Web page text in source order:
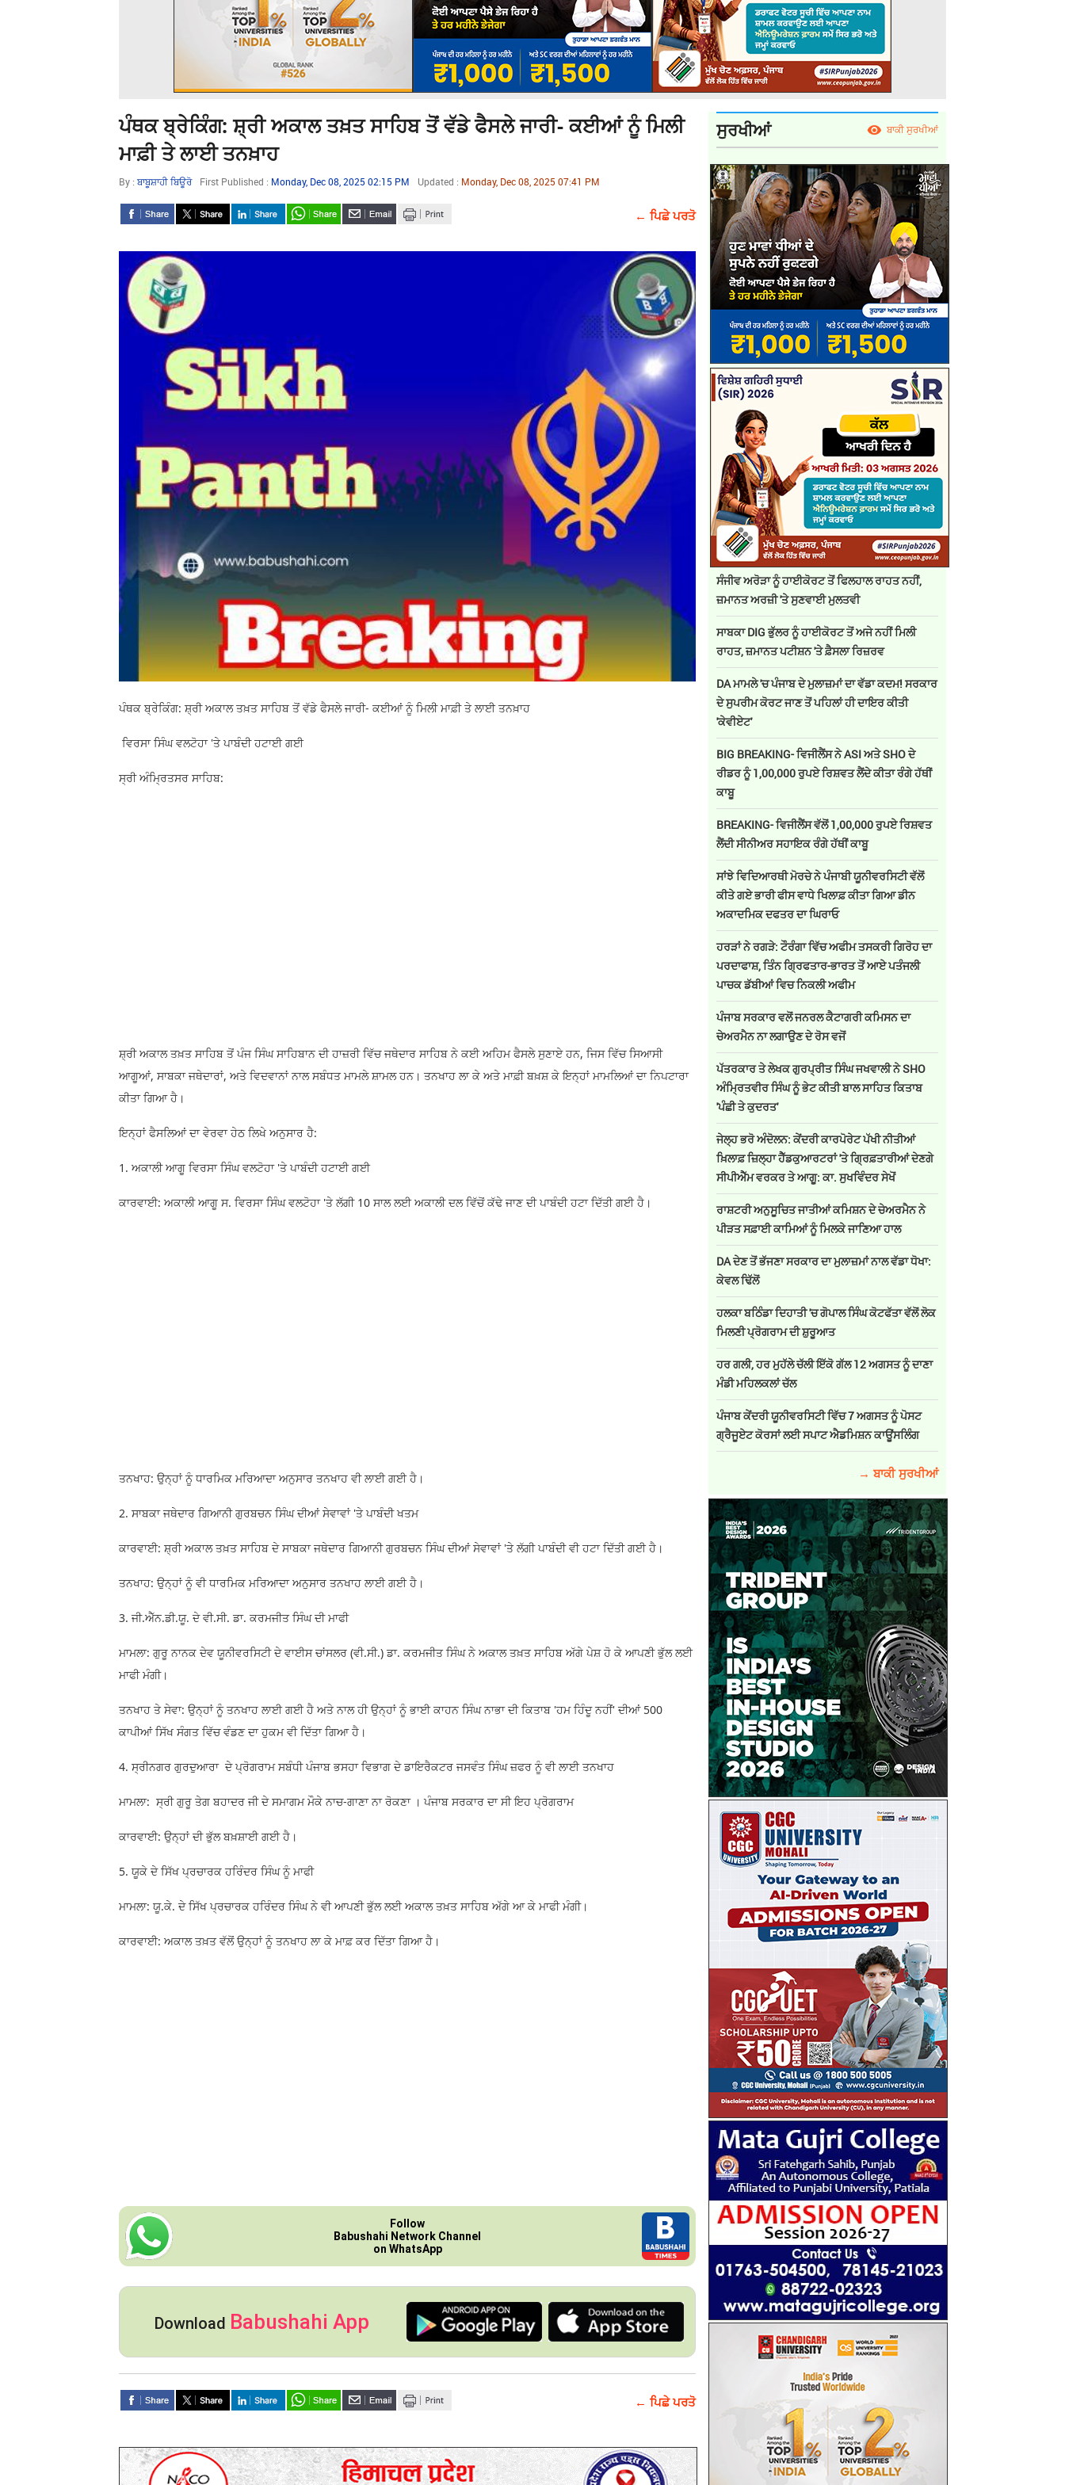
ਪੰਥਕ ਬ੍ਰੇਕਿੰਗ: ਸ਼੍ਰੀ ਅਕਾਲ ਤਖ਼ਤ ਸਾਹਿਬ ਤੋਂ ਵੱਡੇ ਫੈਸਲੇ ਜਾਰੀ- ਕਈਆਂ ਨੂੰ ਮਿਲੀ
ਮਾਫ਼ੀ ਤੇ ਲਾਈ ਤਨਖ਼ਾਹ
By : ਬਾਬੂਸ਼ਾਹੀ ਬਿਊਰੋ First Published : Monday, Dec 08, 2025 02:15 PM Updated : Monday, Dec 08, 2025 07:41 PM
← ਪਿਛੇ ਪਰਤੋ
ਪੰਥਕ ਬ੍ਰੇਕਿੰਗ: ਸ਼੍ਰੀ ਅਕਾਲ ਤਖ਼ਤ ਸਾਹਿਬ ਤੋਂ ਵੱਡੇ ਫੈਸਲੇ ਜਾਰੀ- ਕਈਆਂ ਨੂੰ ਮਿਲੀ ਮਾਫ਼ੀ ਤੇ ਲਾਈ ਤਨਖ਼ਾਹ
ਵਿਰਸਾ ਸਿੰਘ ਵਲਟੋਹਾ 'ਤੇ ਪਾਬੰਦੀ ਹਟਾਈ ਗਈ
ਸ੍ਰੀ ਅੰਮ੍ਰਿਤਸਰ ਸਾਹਿਬ:
ਸ਼੍ਰੀ ਅਕਾਲ ਤਖ਼ਤ ਸਾਹਿਬ ਤੋਂ ਪੰਜ ਸਿੰਘ ਸਾਹਿਬਾਨ ਦੀ ਹਾਜ਼ਰੀ ਵਿੱਚ ਜਥੇਦਾਰ ਸਾਹਿਬ ਨੇ ਕਈ ਅਹਿਮ ਫੈਸਲੇ ਸੁਣਾਏ ਹਨ, ਜਿਸ ਵਿੱਚ ਸਿਆਸੀ
ਆਗੂਆਂ, ਸਾਬਕਾ ਜਥੇਦਾਰਾਂ, ਅਤੇ ਵਿਦਵਾਨਾਂ ਨਾਲ ਸਬੰਧਤ ਮਾਮਲੇ ਸ਼ਾਮਲ ਹਨ। ਤਨਖਾਹ ਲਾ ਕੇ ਅਤੇ ਮਾਫ਼ੀ ਬਖ਼ਸ਼ ਕੇ ਇਨ੍ਹਾਂ ਮਾਮਲਿਆਂ ਦਾ ਨਿਪਟਾਰਾ
ਕੀਤਾ ਗਿਆ ਹੈ।
ਇਨ੍ਹਾਂ ਫੈਸਲਿਆਂ ਦਾ ਵੇਰਵਾ ਹੇਠ ਲਿਖੇ ਅਨੁਸਾਰ ਹੈ:
1. ਅਕਾਲੀ ਆਗੂ ਵਿਰਸਾ ਸਿੰਘ ਵਲਟੋਹਾ 'ਤੇ ਪਾਬੰਦੀ ਹਟਾਈ ਗਈ
ਕਾਰਵਾਈ: ਅਕਾਲੀ ਆਗੂ ਸ. ਵਿਰਸਾ ਸਿੰਘ ਵਲਟੋਹਾ 'ਤੇ ਲੱਗੀ 10 ਸਾਲ ਲਈ ਅਕਾਲੀ ਦਲ ਵਿੱਚੋਂ ਕੱਢੇ ਜਾਣ ਦੀ ਪਾਬੰਦੀ ਹਟਾ ਦਿੱਤੀ ਗਈ ਹੈ।
ਤਨਖਾਹ: ਉਨ੍ਹਾਂ ਨੂੰ ਧਾਰਮਿਕ ਮਰਿਆਦਾ ਅਨੁਸਾਰ ਤਨਖਾਹ ਵੀ ਲਾਈ ਗਈ ਹੈ।
2. ਸਾਬਕਾ ਜਥੇਦਾਰ ਗਿਆਨੀ ਗੁਰਬਚਨ ਸਿੰਘ ਦੀਆਂ ਸੇਵਾਵਾਂ 'ਤੇ ਪਾਬੰਦੀ ਖਤਮ
ਕਾਰਵਾਈ: ਸ਼੍ਰੀ ਅਕਾਲ ਤਖ਼ਤ ਸਾਹਿਬ ਦੇ ਸਾਬਕਾ ਜਥੇਦਾਰ ਗਿਆਨੀ ਗੁਰਬਚਨ ਸਿੰਘ ਦੀਆਂ ਸੇਵਾਵਾਂ 'ਤੇ ਲੱਗੀ ਪਾਬੰਦੀ ਵੀ ਹਟਾ ਦਿੱਤੀ ਗਈ ਹੈ।
ਤਨਖਾਹ: ਉਨ੍ਹਾਂ ਨੂੰ ਵੀ ਧਾਰਮਿਕ ਮਰਿਆਦਾ ਅਨੁਸਾਰ ਤਨਖਾਹ ਲਾਈ ਗਈ ਹੈ।
3. ਜੀ.ਐੱਨ.ਡੀ.ਯੂ. ਦੇ ਵੀ.ਸੀ. ਡਾ. ਕਰਮਜੀਤ ਸਿੰਘ ਦੀ ਮਾਫੀ
ਮਾਮਲਾ: ਗੁਰੂ ਨਾਨਕ ਦੇਵ ਯੂਨੀਵਰਸਿਟੀ ਦੇ ਵਾਈਸ ਚਾਂਸਲਰ (ਵੀ.ਸੀ.) ਡਾ. ਕਰਮਜੀਤ ਸਿੰਘ ਨੇ ਅਕਾਲ ਤਖ਼ਤ ਸਾਹਿਬ ਅੱਗੇ ਪੇਸ਼ ਹੋ ਕੇ ਆਪਣੀ ਭੁੱਲ ਲਈ
ਮਾਫੀ ਮੰਗੀ।
ਤਨਖਾਹ ਤੇ ਸੇਵਾ: ਉਨ੍ਹਾਂ ਨੂੰ ਤਨਖਾਹ ਲਾਈ ਗਈ ਹੈ ਅਤੇ ਨਾਲ ਹੀ ਉਨ੍ਹਾਂ ਨੂੰ ਭਾਈ ਕਾਹਨ ਸਿੰਘ ਨਾਭਾ ਦੀ ਕਿਤਾਬ 'ਹਮ ਹਿੰਦੂ ਨਹੀਂ' ਦੀਆਂ 500
ਕਾਪੀਆਂ ਸਿੱਖ ਸੰਗਤ ਵਿੱਚ ਵੰਡਣ ਦਾ ਹੁਕਮ ਵੀ ਦਿੱਤਾ ਗਿਆ ਹੈ।
4. ਸ੍ਰੀਨਗਰ ਗੁਰਦੁਆਰਾ ਦੇ ਪ੍ਰੋਗਰਾਮ ਸਬੰਧੀ ਪੰਜਾਬ ਭਸਹਾ ਵਿਭਾਗ ਦੇ ਡਾਇਰੈਕਟਰ ਜਸਵੰਤ ਸਿੰਘ ਜ਼ਫਰ ਨੂੰ ਵੀ ਲਾਈ ਤਨਖਾਹ
ਮਾਮਲਾ: ਸ੍ਰੀ ਗੁਰੂ ਤੇਗ ਬਹਾਦਰ ਜੀ ਦੇ ਸਮਾਗਮ ਮੌਕੇ ਨਾਚ-ਗਾਣਾ ਨਾ ਰੋਕਣਾ । ਪੰਜਾਬ ਸਰਕਾਰ ਦਾ ਸੀ ਇਹ ਪ੍ਰੋਗਰਾਮ
ਕਾਰਵਾਈ: ਉਨ੍ਹਾਂ ਦੀ ਭੁੱਲ ਬਖ਼ਸ਼ਾਈ ਗਈ ਹੈ।
5. ਯੂਕੇ ਦੇ ਸਿੱਖ ਪ੍ਰਚਾਰਕ ਹਰਿੰਦਰ ਸਿੰਘ ਨੂੰ ਮਾਫੀ
ਮਾਮਲਾ: ਯੂ.ਕੇ. ਦੇ ਸਿੱਖ ਪ੍ਰਚਾਰਕ ਹਰਿੰਦਰ ਸਿੰਘ ਨੇ ਵੀ ਆਪਣੀ ਭੁੱਲ ਲਈ ਅਕਾਲ ਤਖ਼ਤ ਸਾਹਿਬ ਅੱਗੇ ਆ ਕੇ ਮਾਫੀ ਮੰਗੀ।
ਕਾਰਵਾਈ: ਅਕਾਲ ਤਖ਼ਤ ਵੱਲੋਂ ਉਨ੍ਹਾਂ ਨੂੰ ਤਨਖਾਹ ਲਾ ਕੇ ਮਾਫ਼ ਕਰ ਦਿੱਤਾ ਗਿਆ ਹੈ।
Follow
Babushahi Network Channel
on WhatsApp
Download Babushahi App
← ਪਿਛੇ ਪਰਤੋ
ਸੁਰਖੀਆਂ ਬਾਕੀ ਸੁਰਖੀਆਂ
ਸੰਜੀਵ ਅਰੋੜਾ ਨੂੰ ਹਾਈਕੋਰਟ ਤੋਂ ਫਿਲਹਾਲ ਰਾਹਤ ਨਹੀਂ,
ਜ਼ਮਾਨਤ ਅਰਜ਼ੀ 'ਤੇ ਸੁਣਵਾਈ ਮੁਲਤਵੀ
ਸਾਬਕਾ DIG ਭੁੱਲਰ ਨੂੰ ਹਾਈਕੋਰਟ ਤੋਂ ਅਜੇ ਨਹੀਂ ਮਿਲੀ
ਰਾਹਤ, ਜ਼ਮਾਨਤ ਪਟੀਸ਼ਨ 'ਤੇ ਫ਼ੈਸਲਾ ਰਿਜ਼ਰਵ
DA ਮਾਮਲੇ 'ਚ ਪੰਜਾਬ ਦੇ ਮੁਲਾਜ਼ਮਾਂ ਦਾ ਵੱਡਾ ਕਦਮ! ਸਰਕਾਰ
ਦੇ ਸੁਪਰੀਮ ਕੋਰਟ ਜਾਣ ਤੋਂ ਪਹਿਲਾਂ ਹੀ ਦਾਇਰ ਕੀਤੀ
'ਕੇਵੀਏਟ'
BIG BREAKING- ਵਿਜੀਲੈਂਸ ਨੇ ASI ਅਤੇ SHO ਦੇ
ਰੀਡਰ ਨੂੰ 1,00,000 ਰੁਪਏ ਰਿਸ਼ਵਤ ਲੈਂਦੇ ਕੀਤਾ ਰੰਗੇ ਹੱਥੀਂ
ਕਾਬੂ
BREAKING- ਵਿਜੀਲੈਂਸ ਵੱਲੋਂ 1,00,000 ਰੁਪਏ ਰਿਸ਼ਵਤ
ਲੈਂਦੀ ਸੀਨੀਅਰ ਸਹਾਇਕ ਰੰਗੇ ਹੱਥੀਂ ਕਾਬੂ
ਸਾਂਝੇ ਵਿਦਿਆਰਥੀ ਮੋਰਚੇ ਨੇ ਪੰਜਾਬੀ ਯੂਨੀਵਰਸਿਟੀ ਵੱਲੋਂ
ਕੀਤੇ ਗਏ ਭਾਰੀ ਫੀਸ ਵਾਧੇ ਖਿਲਾਫ਼ ਕੀਤਾ ਗਿਆ ਡੀਨ
ਅਕਾਦਮਿਕ ਦਫਤਰ ਦਾ ਘਿਰਾਓ
ਹਰੜਾਂ ਨੇ ਰਗੜੇ: ਟੌਰੰਗਾ ਵਿੱਚ ਅਫੀਮ ਤਸਕਰੀ ਗਿਰੋਹ ਦਾ
ਪਰਦਾਫਾਸ਼, ਤਿੰਨ ਗ੍ਰਿਫਤਾਰ-ਭਾਰਤ ਤੋਂ ਆਏ ਪਤੰਜਲੀ
ਪਾਚਕ ਡੱਬੀਆਂ ਵਿਚ ਨਿਕਲੀ ਅਫੀਮ
ਪੰਜਾਬ ਸਰਕਾਰ ਵਲੋਂ ਜਨਰਲ ਕੈਟਾਗਰੀ ਕਮਿਸਨ ਦਾ
ਚੇਅਰਮੈਨ ਨਾ ਲਗਾਉਣ ਦੇ ਰੋਸ ਵਜੋਂ
ਪੱਤਰਕਾਰ ਤੇ ਲੇਖਕ ਗੁਰਪ੍ਰੀਤ ਸਿੰਘ ਜਖਵਾਲੀ ਨੇ SHO
ਅੰਮ੍ਰਿਤਵੀਰ ਸਿੰਘ ਨੂੰ ਭੇਟ ਕੀਤੀ ਬਾਲ ਸਾਹਿਤ ਕਿਤਾਬ
'ਪੰਛੀ ਤੇ ਕੁਦਰਤ'
ਜੇਲ੍ਹ ਭਰੋ ਅੰਦੋਲਨ: ਕੇਂਦਰੀ ਕਾਰਪੋਰੇਟ ਪੱਖੀ ਨੀਤੀਆਂ
ਖ਼ਿਲਾਫ਼ ਜ਼ਿਲ੍ਹਾ ਹੈੱਡਕੁਆਰਟਰਾਂ 'ਤੇ ਗ੍ਰਿਫ਼ਤਾਰੀਆਂ ਦੇਣਗੇ
ਸੀਪੀਐੱਮ ਵਰਕਰ ਤੇ ਆਗੂ: ਕਾ. ਸੁਖਵਿੰਦਰ ਸੇਖੋਂ
ਰਾਸ਼ਟਰੀ ਅਨੁਸੂਚਿਤ ਜਾਤੀਆਂ ਕਮਿਸ਼ਨ ਦੇ ਚੇਅਰਮੈਨ ਨੇ
ਪੀੜਤ ਸਫ਼ਾਈ ਕਾਮਿਆਂ ਨੂੰ ਮਿਲਕੇ ਜਾਣਿਆ ਹਾਲ
DA ਦੇਣ‌ ਤੋਂ ਭੱਜਣਾ ਸਰਕਾਰ ਦਾ ਮੁਲਾਜ਼ਮਾਂ ਨਾਲ ਵੱਡਾ ਧੋਖਾ:
ਕੇਵਲ ਢਿੱਲੋਂ
ਹਲਕਾ ਬਠਿੰਡਾ ਦਿਹਾਤੀ 'ਚ ਗੋਪਾਲ ਸਿੰਘ ਕੋਟਫੱਤਾ ਵੱਲੋਂ ਲੋਕ
ਮਿਲਣੀ ਪ੍ਰੋਗਰਾਮ ਦੀ ਸ਼ੁਰੂਆਤ
ਹਰ ਗਲੀ, ਹਰ ਮੁਹੱਲੇ ਚੱਲੀ ਇੱਕੋ ਗੱਲ 12 ਅਗਸਤ ਨੂੰ ਦਾਣਾ
ਮੰਡੀ ਮਹਿਲਕਲਾਂ ਚੱਲ
ਪੰਜਾਬ ਕੇਂਦਰੀ ਯੂਨੀਵਰਸਿਟੀ ਵਿੱਚ 7 ਅਗਸਤ ਨੂੰ ਪੋਸਟ
ਗ੍ਰੈਜੂਏਟ ਕੋਰਸਾਂ ਲਈ ਸਪਾਟ ਐਡਮਿਸ਼ਨ ਕਾਊਂਸਲਿੰਗ
→ ਬਾਕੀ ਸੁਰਖੀਆਂ